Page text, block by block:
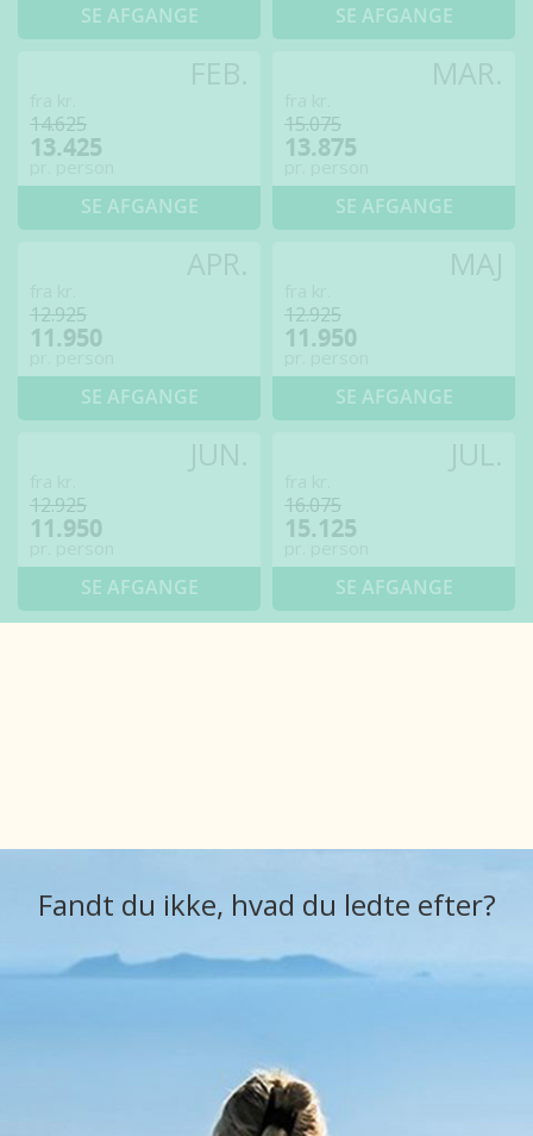
SE AFGANGE SE AFGANGE
14.625
13.425
SE AFGANGE
15.075
13.875
SE AFGANGE
12.925
11.950
SE AFGANGE
12.925
11.950
SE AFGANGE
12.925
11.950
SE AFGANGE
16.075
15.125
SE AFGANGE
Fandt du ikke, hvad du ledte efter?